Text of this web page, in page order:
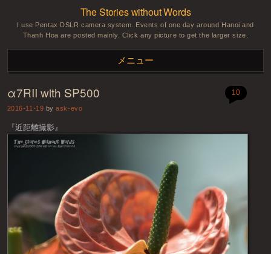
The Stories without Words
I use Pentax DSLR camera system. Events of one day around Hanoi and
Thanh Hoa are posted mainly. Click any picture to get the larger size.
メニュー
コンテンツへスキップ
α7RII with SP500
2016-11-19 byask-evo
10
『近距離撮影』